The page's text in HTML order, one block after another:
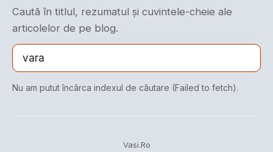
Caută în titlul, rezumatul și cuvintele-cheie ale
articolelor de pe blog.
Nu am putut încărca indexul de căutare (Failed to fetch).
Vasi.Ro